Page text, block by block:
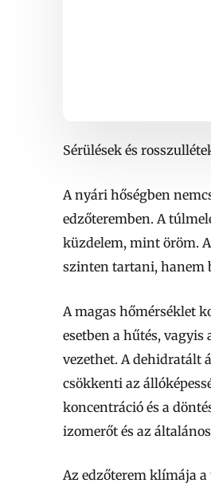
Sérülések és
A nyári hőségben
edzőteremben. A
küzdelem, mint öröm.
szinten tartani, hanem
A magas hőmérséklet
esetben a hűtés,
vezethet. A dehidratált
csökkenti az
koncentráció és a
izomerőt és az
Az edzőterem klímája